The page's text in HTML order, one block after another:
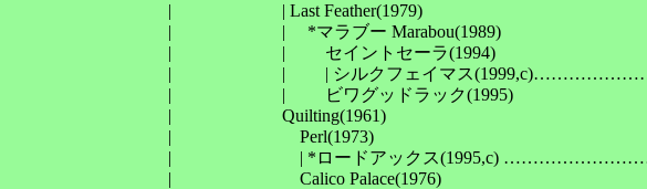
| 　　　　　　| Last Feather(1979)
| 　　　　　　| 　*マラブー Marabou(1989)
| 　　　　　　| 　　セイントセーラ(1994)
| 　　　　　　| 　　| シルクフェイマス
| 　　　　　　| 　　ビワグッドラック(1995)
| 　　　　　　Quilting(1961)
| 　　　　　　　Perl(1973)
| 　　　　　　　| *ロードアックス(1995,c)
| 　　　　　　　Calico Palace(1976)